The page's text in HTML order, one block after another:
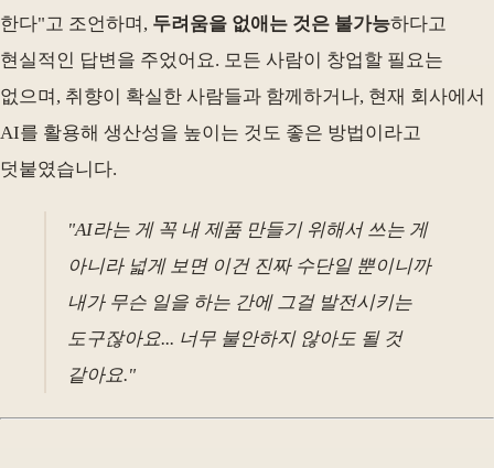
한다"고 조언하며, 두려움을 없애는 것은 불가능하다고
현실적인 답변을 주었어요. 모든 사람이 창업할 필요는
없으며, 취향이 확실한 사람들과 함께하거나, 현재 회사에서
AI를 활용해 생산성을 높이는 것도 좋은 방법이라고
덧붙였습니다.
"AI라는 게 꼭 내 제품 만들기 위해서 쓰는 게
아니라 넓게 보면 이건 진짜 수단일 뿐이니까
내가 무슨 일을 하는 간에 그걸 발전시키는
도구잖아요... 너무 불안하지 않아도 될 것
같아요."